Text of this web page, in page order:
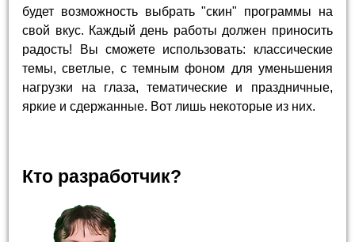
будет возможность выбрать "скин" программы на
свой вкус. Каждый день работы должен приносить
радость! Вы сможете использовать: классические
темы, светлые, с темным фоном для уменьшения
нагрузки на глаза, тематические и праздничные,
яркие и сдержанные. Вот лишь некоторые из них.
Кто разработчик?